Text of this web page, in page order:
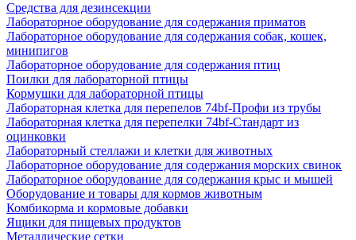
Средства для дезинсекции
Лабораторное оборудование для содержания приматов
Лабораторное оборудование для содержания собак, кошек,
минипигов
Лабораторное оборудование для содержания птиц
Поилки для лабораторной птицы
Кормушки для лабораторной птицы
Лабораторная клетка для перепелов 74bf-Профи из трубы
Лабораторная клетка для перепелки 74bf-Стандарт из
оцинковки
Лабораторный стеллажи и клетки для животных
Лабораторное оборудование для содержания морских свинок
Лабораторное оборудование для содержания крыс и мышей
Оборудование и товары для кормов животным
Комбикорма и кормовые добавки
Ящики для пищевых продуктов
Металлические сетки